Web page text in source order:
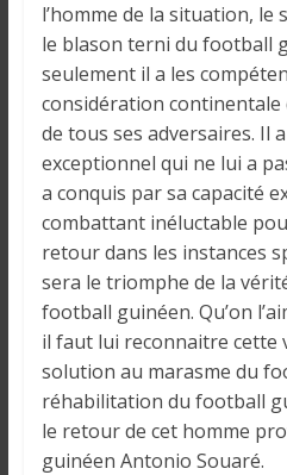
l’homme de la situation, le
le blason terni du football
seulement il a les
considération continentale
de tous ses adversaires. Il
exceptionnel qui ne lui a
a conquis par sa capacité
combattant inéluctable
retour dans les instances
sera le triomphe de la
football guinéen. Qu’on
il faut lui reconnaitre cette
solution au marasme du
réhabilitation du football
le retour de cet homme
guinéen Antonio Souaré.